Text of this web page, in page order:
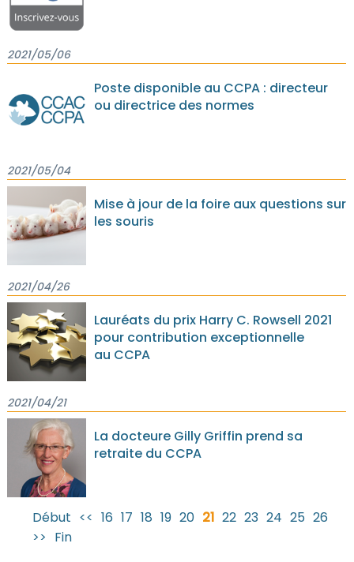
2021/05/06
Poste disponible au CCPA : directeur
ou directrice des normes
2021/05/04
Mise à jour de la foire aux questions sur
les souris
2021/04/26
Lauréats du prix Harry C. Rowsell 2021
pour contribution exceptionnelle
au CCPA
2021/04/21
La docteure Gilly Griffin prend sa
retraite du CCPA
Début << 16 17 18 19 20 21 22 23 24 25 26
>> Fin